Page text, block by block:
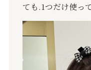
ても .1つだけ使っ